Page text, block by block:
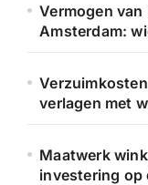
Vermogen van
Amsterdam:
verlagen met
Maatwerk
investering op